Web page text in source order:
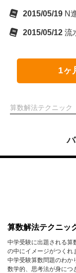
2015/05/19 N
2015/05/12 流
1ヶ
算数解法テクニック
算数解法テクニッ
中学受験に出題される算
の中にイメージがつくれ
中学受験算数問題のわか
数学的、思考法が身につ